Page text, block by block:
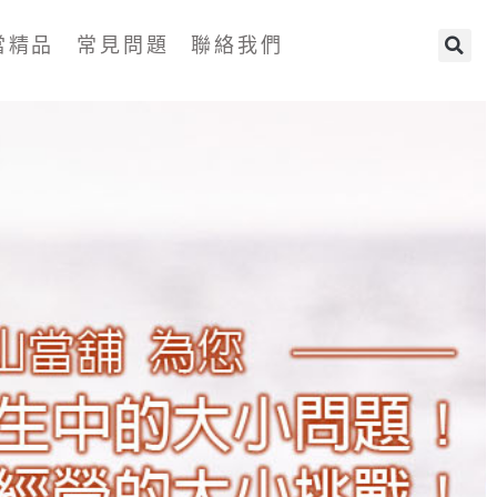
精品 常見問題 聯絡我們